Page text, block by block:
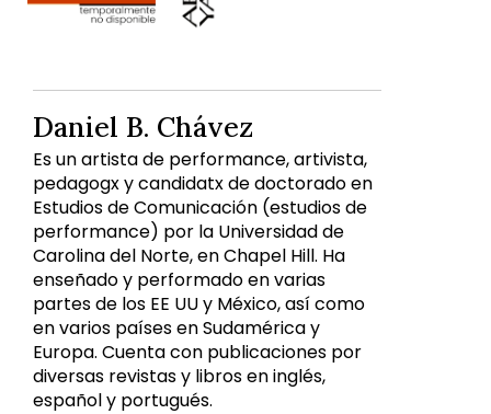
Daniel B. Chávez
Es un artista de performance, artivista,
pedagogx y candidatx de doctorado en
Estudios de Comunicación (estudios de
performance) por la Universidad de
Carolina del Norte, en Chapel Hill. Ha
enseñado y performado en varias
partes de los EE UU y México, así como
en varios países en Sudamérica y
Europa. Cuenta con publicaciones por
diversas revistas y libros en inglés,
español y portugués.